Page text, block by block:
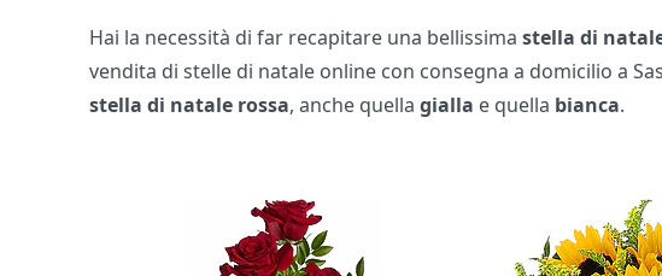
Hai la necessità di far recapitare una bellissimastella di
vendita di stelle di natale online con consegna a domicilio a
stella di natale rossa, anche quellagialla e quella bianca.
Bouquet di fiori